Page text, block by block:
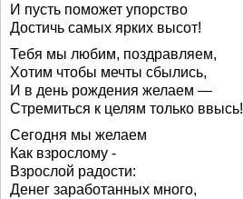
И пусть поможет упорство
Достичь самых ярких высот!
Тебя мы любим, поздравляем,
Хотим чтобы мечты сбылись,
И в день рождения желаем —
Стремиться к целям только ввысь!
Сегодня мы желаем
Как взрослому -
Взрослой радости:
Денег заработанных много,